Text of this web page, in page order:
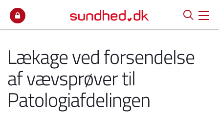
Lækage ved forsendelse
af vævsprøver til
Patologiafdelingen